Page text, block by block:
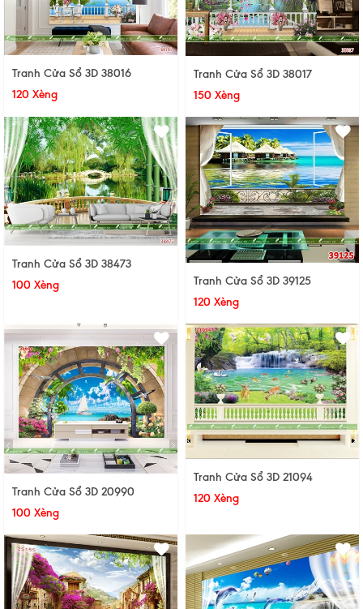
Tranh Cửa Sổ 3D 38016
120 Xèng
Tranh Cửa Sổ 3D 38017
150 Xèng
Tranh Cửa Sổ 3D 38473
100 Xèng
Tranh Cửa Sổ 3D 39125
120 Xèng
Tranh Cửa Sổ 3D 20990
100 Xèng
Tranh Cửa Sổ 3D 21094
120 Xèng